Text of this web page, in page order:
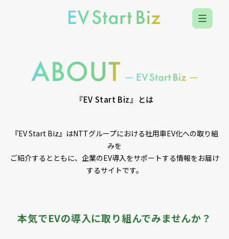
『EV Start Biz』とは
『EV Start Biz』はNTTグループにおける社用車EV化への取り組
みを
ご紹介するとともに、企業のEV導入をサポートする情報をお届け
するサイトです。
本気でEVの導入に取り組んでみませんか？